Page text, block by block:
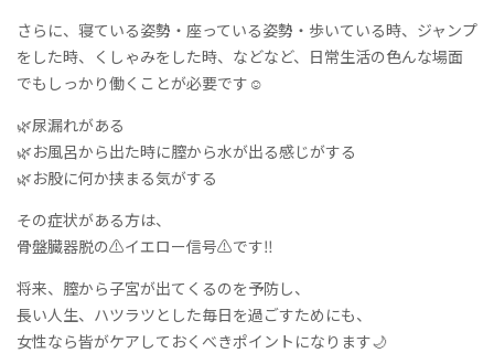
さらに、寝ている姿勢・座っている姿勢・歩いている時、ジャンプ
をした時、くしゃみをした時、などなど、日常生活の色んな場面
でもしっかり働くことが必要です☺️
🌿尿漏れがある
🌿お風呂から出た時に膣から水が出る感じがする
🌿お股に何か挟まる気がする
その症状がある方は、
骨盤臓器脱の⚠️イエロー信号⚠️です‼️
将来、膣から子宮が出てくるのを予防し、
長い人生、ハツラツとした毎日を過ごすためにも、
女性なら皆がケアしておくべきポイントになります🌙